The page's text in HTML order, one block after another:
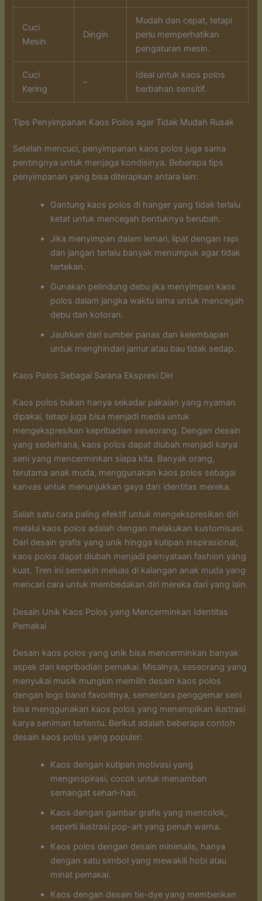
Cuci
Mesin
Dingin
Mudah dan cepat, tetapi
perlu memperhatikan
pengaturan mesin.
Cuci
Kering
–
Ideal untuk kaos polos
berbahan sensitif.
Tips Penyimpanan Kaos Polos agar Tidak Mudah Rusak
Setelah mencuci, penyimpanan kaos polos juga sama
pentingnya untuk menjaga kondisinya. Beberapa tips
penyimpanan yang bisa diterapkan antara lain:
Gantung kaos polos di hanger yang tidak terlalu
ketat untuk mencegah bentuknya berubah.
Jika menyimpan dalam lemari, lipat dengan rapi
dan jangan terlalu banyak menumpuk agar tidak
tertekan.
Gunakan pelindung debu jika menyimpan kaos
polos dalam jangka waktu lama untuk mencegah
debu dan kotoran.
Jauhkan dari sumber panas dan kelembapan
untuk menghindari jamur atau bau tidak sedap.
Kaos Polos Sebagai Sarana Ekspresi Diri
Kaos polos bukan hanya sekadar pakaian yang nyaman
dipakai, tetapi juga bisa menjadi media untuk
mengekspresikan kepribadian seseorang. Dengan desain
yang sederhana, kaos polos dapat diubah menjadi karya
seni yang mencerminkan siapa kita. Banyak orang,
terutama anak muda, menggunakan kaos polos sebagai
kanvas untuk menunjukkan gaya dan identitas mereka.
Salah satu cara paling efektif untuk mengekspresikan diri
melalui kaos polos adalah dengan melakukan kustomisasi.
Dari desain grafis yang unik hingga kutipan inspirasional,
kaos polos dapat diubah menjadi pernyataan fashion yang
kuat. Tren ini semakin meluas di kalangan anak muda yang
mencari cara untuk membedakan diri mereka dari yang lain.
Desain Unik Kaos Polos yang Mencerminkan Identitas
Pemakai
Desain kaos polos yang unik bisa mencerminkan banyak
aspek dari kepribadian pemakai. Misalnya, seseorang yang
menyukai musik mungkin memilih desain kaos polos
dengan logo band favoritnya, sementara penggemar seni
bisa menggunakan kaos polos yang menampilkan ilustrasi
karya seniman tertentu. Berikut adalah beberapa contoh
desain kaos polos yang populer:
Kaos dengan kutipan motivasi yang
menginspirasi, cocok untuk menambah
semangat sehari-hari.
Kaos dengan gambar grafis yang mencolok,
seperti ilustrasi pop-art yang penuh warna.
Kaos polos dengan desain minimalis, hanya
dengan satu simbol yang mewakili hobi atau
minat pemakai.
Kaos dengan desain tie-dye yang memberikan